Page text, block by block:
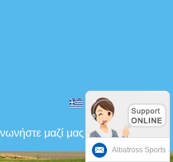
ελληνικά
μαζί μας
Albatross Sports